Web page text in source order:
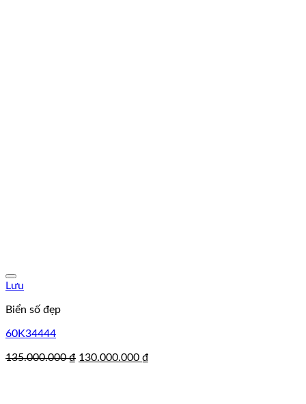
Lưu
Biển số đẹp
60K34444
135.000.000₫ Giá
130.000.000 ₫